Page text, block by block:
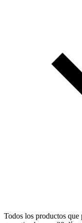
Todos los productos que